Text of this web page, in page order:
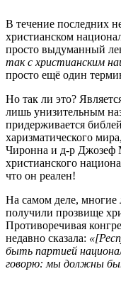
В течение последних
христианском
просто выдуманный
так с христианским
просто ещё один
Но так ли это?
лишь унизительным
придерживается
харизматического
Чиронна и д-р Джозеф
христианского
что он реален!
На самом деле, многие
получили прозвище
Противоречивая
недавно сказала:
быть партией
говорю: мы должны